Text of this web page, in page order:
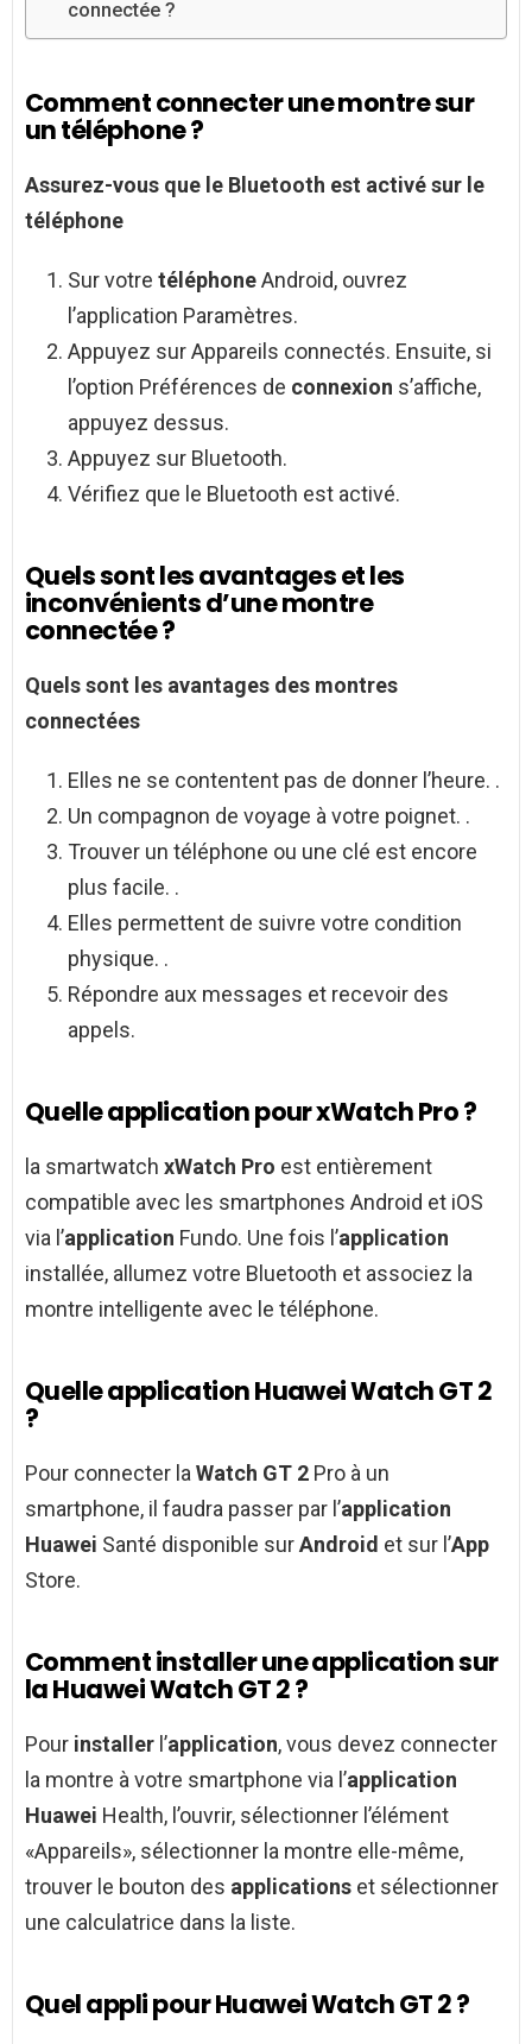
connectée ?
Comment connecter une montre sur
un téléphone ?
Assurez-vous que le Bluetooth est activé sur le
téléphone
Sur votre téléphoneAndroid, ouvrez
l’application Paramètres.
Appuyez sur Appareils connectés. Ensuite, si
l’option Préférences de connexion s’affiche,
appuyez dessus.
Appuyez sur Bluetooth.
Vérifiez que le Bluetooth est activé.
Quels sont les avantages et les
inconvénients d’une montre
connectée ?
Quels sont les avantages des montres
connectées
Elles ne se contentent pas de donner l’heure. .
Un compagnon de voyage à votre poignet. .
Trouver un téléphone ou une clé est encore
plus facile. .
Elles permettent de suivre votre condition
physique. .
Répondre aux messages et recevoir des
appels.
Quelle application pour xWatch Pro ?
la smartwatch xWatch Pro est entièrement
compatible avec les smartphones Android et iOS
via l’application Fundo. Une fois l’application
installée, allumez votre Bluetooth et associez la
montre intelligente avec le téléphone.
Quelle application Huawei Watch GT 2
?
Pour connecter la Watch GT 2 Pro à un
smartphone, il faudra passer par l’application
Huawei Santé disponible surAndroid et sur l’App
Store.
Comment installer une application sur
la Huawei Watch GT 2 ?
Pour installer l’application, vous devez connecter
la montre à votre smartphone via l’application
Huawei Health, l’ouvrir, sélectionner l’élément
«Appareils», sélectionner la montre elle-même,
trouver le bouton des applications et sélectionner
une calculatrice dans la liste.
Quel appli pour Huawei Watch GT 2 ?